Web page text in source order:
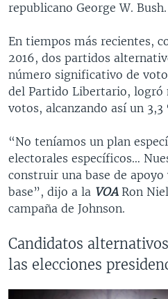
republicano George W. Bush.
En tiempos más recientes,
2016, dos partidos
número significativo de
del Partido Libertario, logró
votos, alcanzando así un
“No teníamos un plan
electorales específicos…
construir una base de apoyo
base”, dijo a la VOARon
campaña de Johnson.
Candidatos
las elecciones